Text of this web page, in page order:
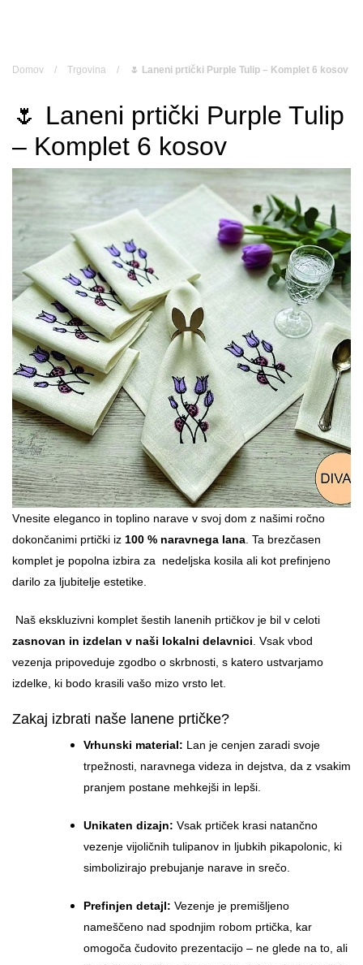
Domov / Trgovina / 🌷 Laneni prtički Purple Tulip – Komplet 6 kosov
🌷 Laneni prtički Purple Tulip
– Komplet 6 kosov
Vnesite eleganco in toplino narave v svoj dom z našimi ročno
dokončanimi prtički iz 100 % naravnega lana . Ta brezčasen
komplet je popolna izbira za nedeljska kosila ali kot prefinjeno
darilo za ljubitelje estetike.
Naš ekskluzivni komplet šestih lanenih prtičkov je bil v celoti
zasnovan in izdelan v naši lokalni delavnici . Vsak vbod
vezenja pripoveduje zgodbo o skrbnosti, s katero ustvarjamo
izdelke, ki bodo krasili vašo mizo vrsto let.
Zakaj izbrati naše lanene prtičke?
Vrhunski material: Lan je cenjen zaradi svoje
trpežnosti, naravnega videza in dejstva, da z vsakim
pranjem postane mehkejši in lepši.
Unikaten dizajn: Vsak prtiček krasi natančno
vezenje vijoličnih tulipanov in ljubkih pikapolonic, ki
simbolizirajo prebujanje narave in srečo.
Prefinjen detajl: Vezenje je premišljeno
nameščeno nad spodnjim robom prtička, kar
omogoča čudovito prezentacijo – ne glede na to, ali